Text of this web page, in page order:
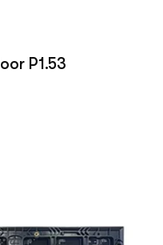
P1.53